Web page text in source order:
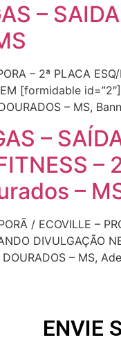
–
– 2ª PLACA
[formidable
– MS,
–
–
/ ECOVILLE –
DIVULGAÇÃO
– MS,
ENVIE